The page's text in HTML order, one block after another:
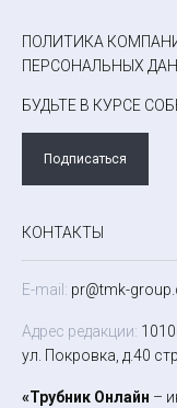
ПОЛИТИКА
ПЕРСОНАЛЬНЫХ
БУДЬТЕ В КУРСЕ
Подписаться
КОНТАКТЫ
E-mail: pr@tmk-
Адрес редакции:
ул. Покровка, д.40
«Трубник Онлайн –